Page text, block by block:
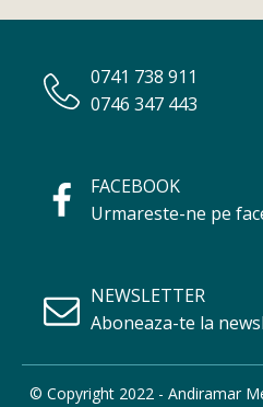
0741 738 911
0746 347 443
FACEBOOK
Urmareste-ne pe
NEWSLETTER
Aboneaza-te la
© Copyright 2022 - Andiramar